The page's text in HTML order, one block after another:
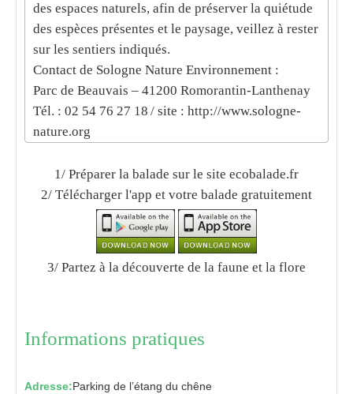
des espaces naturels, afin de préserver la quiétude
des espèces présentes et le paysage, veillez à rester
sur les sentiers indiqués.
Contact de Sologne Nature Environnement :
Parc de Beauvais – 41200 Romorantin-Lanthenay
Tél. : 02 54 76 27 18 / site : http://www.sologne-
nature.org
1/ Préparer la balade sur le site ecobalade.fr
2/ Télécharger l'app et votre balade gratuitement
3/ Partez à la découverte de la faune et la flore
Informations pratiques
Adresse:Parking de l’étang du chêne